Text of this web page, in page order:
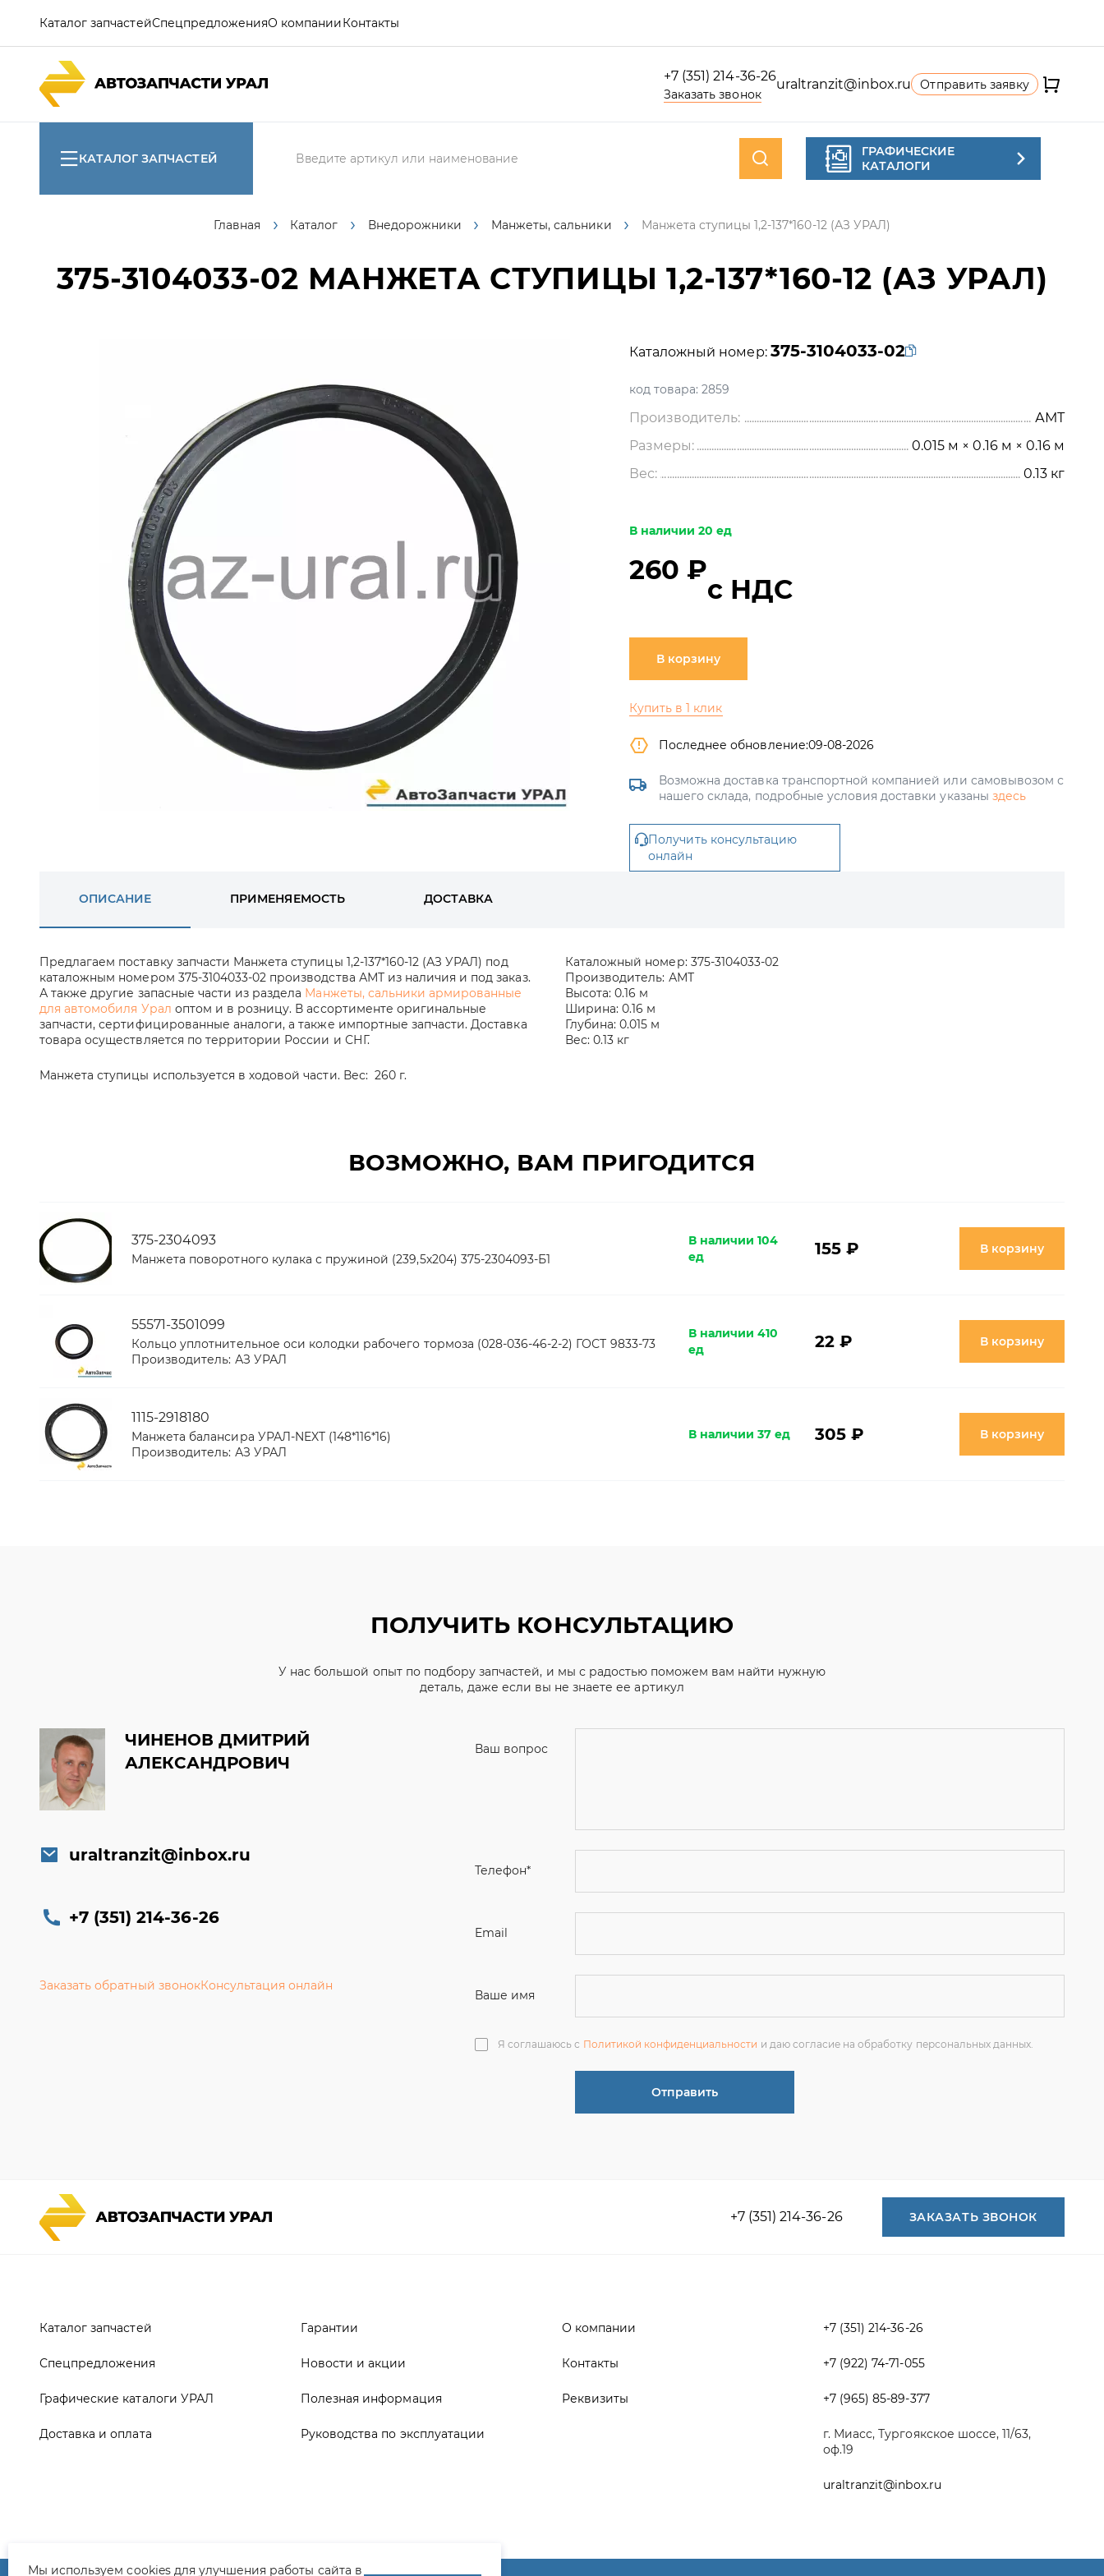
Каталог запчастейСпецпредложенияО компанииКонтакты
+7 (351) 214-36-26
Заказать звонок
uraltranzit@inbox.ru Отправить заявку
КАТАЛОГ ЗАПЧАСТЕЙ
ГРАФИЧЕСКИЕ
КАТАЛОГИ
Главная Каталог Внедорожники Манжеты, сальники Манжета ступицы 1,2-137*160-12 (АЗ УРАЛ)
375-3104033-02 МАНЖЕТА СТУПИЦЫ 1,2-137*160-12 (АЗ УРАЛ)
Каталожный номер: 375-3104033-02
код товара: 2859
Производитель:
АМТ
Размеры:
0.015 м × 0.16 м × 0.16 м
Вес:
0.13 кг
В наличии 20 ед
260 ₽
с НДС
В корзину
Купить в 1 клик
Последнее обновление:09-08-2026
Возможна доставка транспортной компанией или самовывозом с
нашего склада, подробные условия доставки указаны здесь
Получить консультацию
онлайн
ОПИСАНИЕ ПРИМЕНЯЕМОСТЬ ДОСТАВКА
Предлагаем поставку запчасти Манжета ступицы 1,2-137*160-12 (АЗ УРАЛ) под
каталожным номером 375-3104033-02 производства АМТ из наличия и под заказ.
А также другие запасные части из раздела Манжеты, сальники армированные
для автомобиля Урал оптом и в розницу. В ассортименте оригинальные
запчасти, сертифицированные аналоги, а также импортные запчасти. Доставка
товара осуществляется по территории России и СНГ.
Манжета ступицы используется в ходовой части. Вес: 260 г.
Каталожный номер: 375-3104033-02
Производитель: АМТ
Высота: 0.16 м
Ширина: 0.16 м
Глубина: 0.015 м
Вес: 0.13 кг
ВОЗМОЖНО, ВАМ ПРИГОДИТСЯ
375-2304093
Манжета поворотного кулака с пружиной (239,5х204) 375-2304093-Б1
В наличии 104
ед
155 ₽ В корзину
55571-3501099
Кольцо уплотнительное оси колодки рабочего тормоза (028-036-46-2-2) ГОСТ 9833-73
Производитель: АЗ УРАЛ
В наличии 410
ед
22 ₽ В корзину
1115-2918180
Манжета балансира УРАЛ-NEXT (148*116*16)
Производитель: АЗ УРАЛ
В наличии 37 ед 305 ₽ В корзину
ПОЛУЧИТЬ КОНСУЛЬТАЦИЮ
У нас большой опыт по подбору запчастей, и мы с радостью поможем вам найти нужную
деталь, даже если вы не знаете ее артикул
ЧИНЕНОВ ДМИТРИЙ
АЛЕКСАНДРОВИЧ
uraltranzit@inbox.ru
+7 (351) 214-36-26
Заказать обратный звонокКонсультация онлайн
Ваш вопрос
Я соглашаюсь с
Отправить
Каталог запчастей +7 (351) 214-36-26
оф.19
uraltranzit@inbox.ru
Мы используем cookies для улучшения работы сайта в